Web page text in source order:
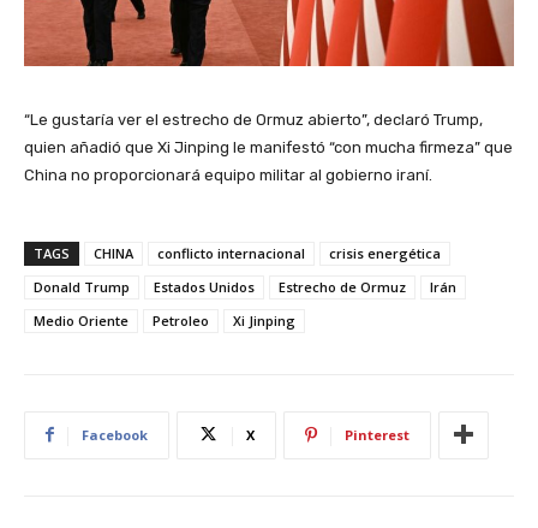
“Le gustaría ver el estrecho de Ormuz abierto”, declaró Trump,
quien añadió que Xi Jinping le manifestó “con mucha firmeza” que
China no proporcionará equipo militar al gobierno iraní.
TAGS CHINA conflicto internacional
crisis energética
Donald Trump
Estados Unidos Estrecho de Ormuz
Irán
Medio Oriente
Petroleo Xi Jinping
Facebook X Pinterest